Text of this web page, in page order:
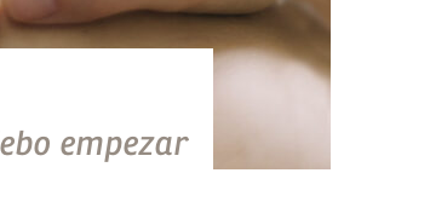
empezar